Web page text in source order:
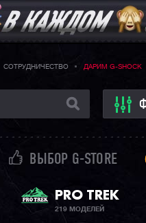
СОТРУДНИЧЕСТВО ДАРИМ G-SHOCK
ВЫБОР G-STORE
PRO TREK
219 МОДЕЛЕЙ